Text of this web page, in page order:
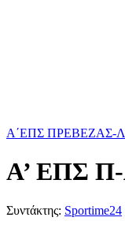
Α΄ΕΠΣ ΠΡΕΒΕΖΑΣ-
Α’ ΕΠΣ Π-
Συντάκτης: Sportime24